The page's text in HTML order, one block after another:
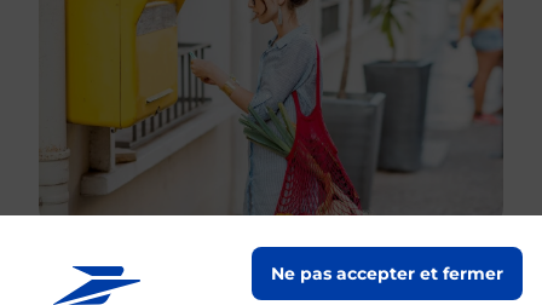
Ne pas accepter et fermer